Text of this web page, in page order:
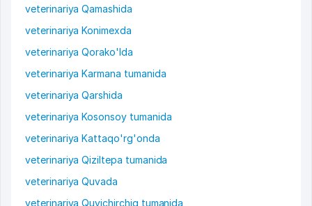
veterinariya Qamashida
veterinariya Konimexda
veterinariya Qorako'lda
veterinariya Karmana tumanida
veterinariya Qarshida
veterinariya Kosonsoy tumanida
veterinariya Kattaqo'rg'onda
veterinariya Qiziltepa tumanida
veterinariya Quvada
veterinariya Quyichirchiq tumanida